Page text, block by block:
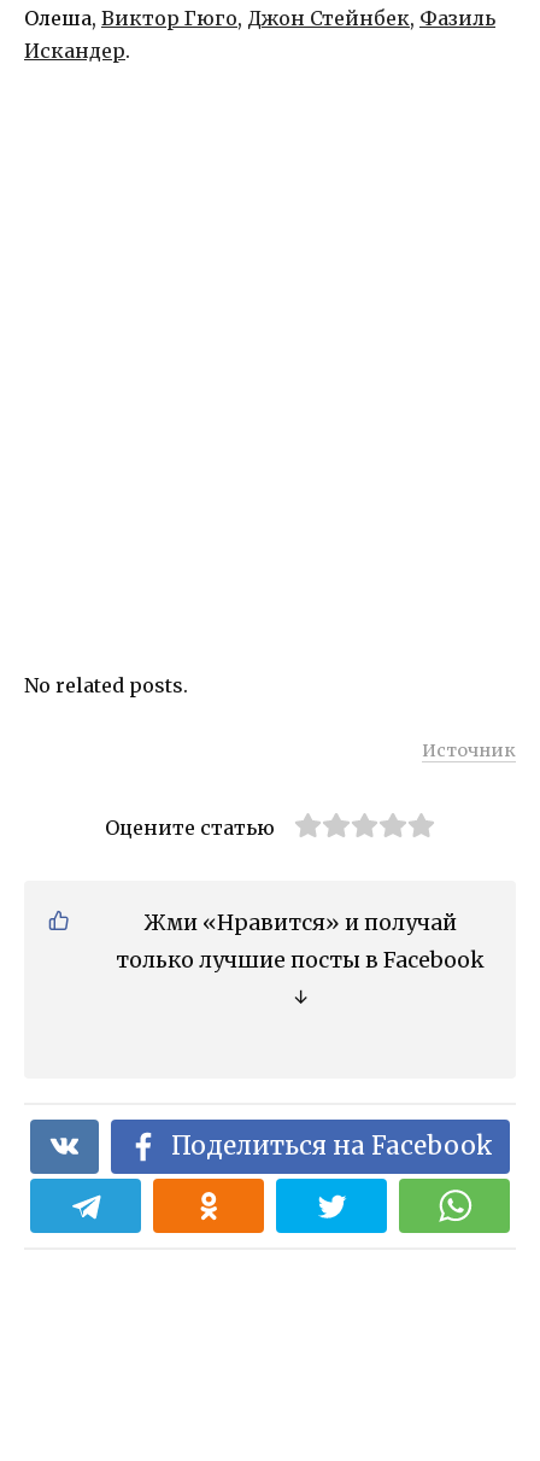
Олеша, Виктор Гюго, Джон Стейнбек, Фазиль
Искандер.
No related posts.
Источник
Оцените статью
Жми «Нравится» и получай
только лучшие посты в Facebook
↓
Поделиться на Facebook